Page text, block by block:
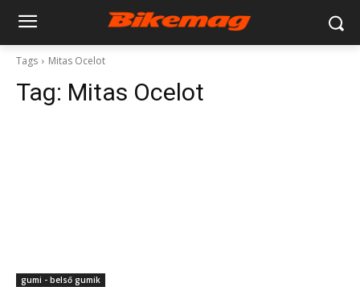
Tags Mitas Ocelot
Tag: Mitas Ocelot
gumi - belső gumik